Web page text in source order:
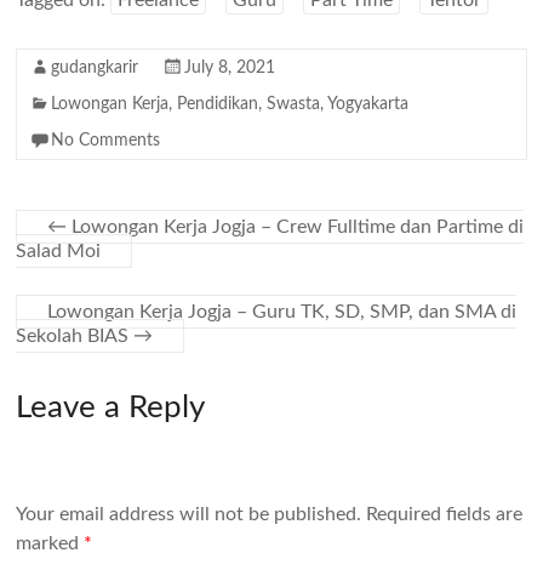
gudangkarir July 8, 2021
Lowongan Kerja, Pendidikan,Swasta, Yogyakarta
No Comments
← Lowongan Kerja Jogja – Crew Fulltime dan Partime di
Salad Moi
Lowongan Kerja Jogja – Guru TK, SD, SMP, dan SMA di
Sekolah BIAS →
Leave a Reply
Your email address will not be published. Required fields are
marked *